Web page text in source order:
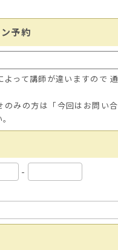
予約
よって講師が違いますので
のみの方は「今回はお問い
-